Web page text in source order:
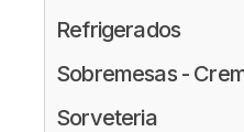
Refrigerados
Sobremesas -
Sorveteria